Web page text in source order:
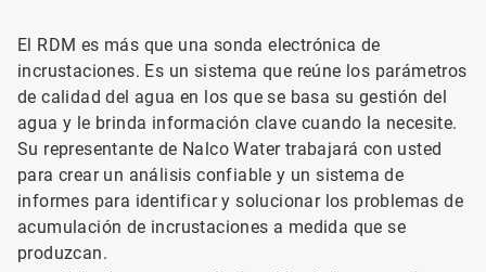
El RDM es más que una sonda electrónica de
incrustaciones. Es un sistema que reúne los parámetros
de calidad del agua en los que se basa su gestión del
agua y le brinda información clave cuando la necesite.
Su representante de Nalco Water trabajará con usted
para crear un análisis confiable y un sistema de
informes para identificar y solucionar los problemas de
acumulación de incrustaciones a medida que se
produzcan.